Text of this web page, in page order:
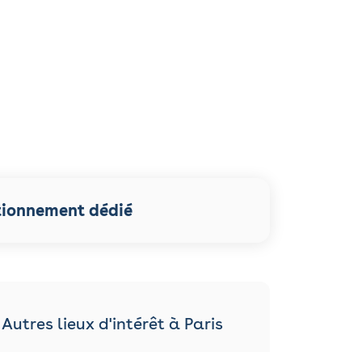
dédié
Autres lieux d'intérêt à Paris